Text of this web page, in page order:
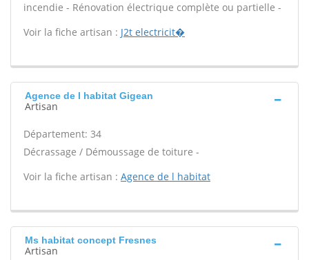
incendie - Rénovation électrique complète ou partielle -
Voir la fiche artisan : J2t electricit�
Agence de l habitat Gigean
Artisan
Département: 34
Décrassage / Démoussage de toiture -
Voir la fiche artisan : Agence de l habitat
Ms habitat concept Fresnes
Artisan